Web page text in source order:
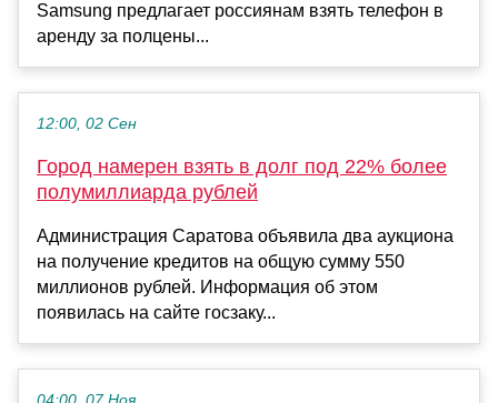
Samsung предлагает россиянам взять телефон в
аренду за полцены...
12:00, 02 Сен
Город намерен взять в долг под 22% более
полумиллиарда рублей
Администрация Саратова объявила два аукциона
на получение кредитов на общую сумму 550
миллионов рублей. Информация об этом
появилась на сайте госзаку...